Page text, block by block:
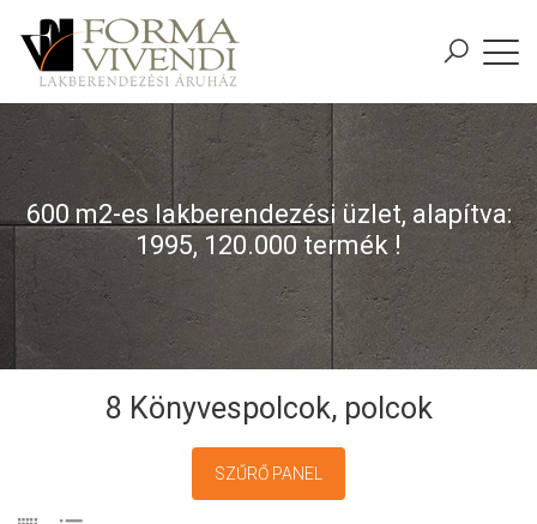
600 m2-es lakberendezési üzlet, alapítva:
1995, 120.000 termék !
8 Könyvespolcok, polcok
SZŰRŐ PANEL